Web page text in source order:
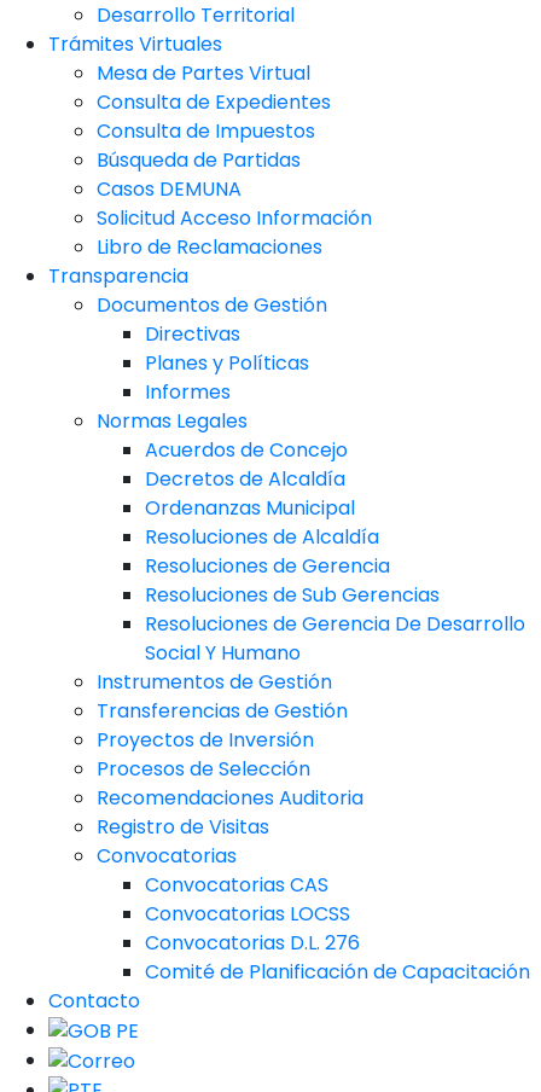
Desarrollo Territorial
Trámites Virtuales
Mesa de Partes Virtual
Consulta de Expedientes
Consulta de Impuestos
Búsqueda de Partidas
Casos DEMUNA
Solicitud Acceso Información
Libro de Reclamaciones
Transparencia
Documentos de Gestión
Directivas
Planes y Políticas
Informes
Normas Legales
Acuerdos de Concejo
Decretos de Alcaldía
Ordenanzas Municipal
Resoluciones de Alcaldía
Resoluciones de Gerencia
Resoluciones de Sub Gerencias
Resoluciones de Gerencia De Desarrollo
Social Y Humano
Instrumentos de Gestión
Transferencias de Gestión
Proyectos de Inversión
Procesos de Selección
Recomendaciones Auditoria
Registro de Visitas
Convocatorias
Convocatorias CAS
Convocatorias LOCSS
Convocatorias D.L. 276
Comité de Planificación de Capacitación
Contacto